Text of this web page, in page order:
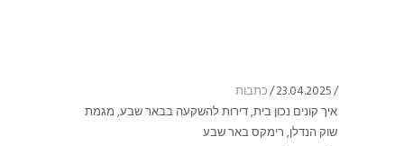
23.04.2025 כתבות
איך קונים נכון בית,דירות להשקעה בבאר שבע,מגמת
שוק הנדלן,רימקס באר שבע